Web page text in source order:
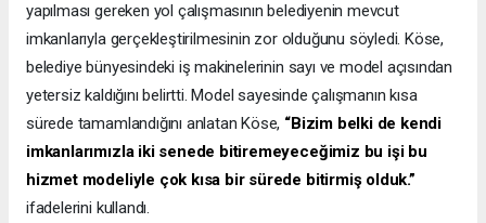
yapılması gereken yol çalışmasının belediyenin mevcut
imkanlarıyla gerçekleştirilmesinin zor olduğunu söyledi. Köse,
belediye bünyesindeki iş makinelerinin sayı ve model açısından
yetersiz kaldığını belirtti. Model sayesinde çalışmanın kısa
sürede tamamlandığını anlatan Köse, “Bizim belki de kendi
imkanlarımızla iki senede bitiremeyeceğimiz bu işi bu
hizmet modeliyle çok kısa bir sürede bitirmiş olduk.”
ifadelerini kullandı.